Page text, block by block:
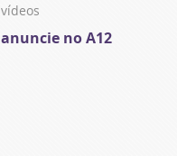
vídeos
anuncie no A12